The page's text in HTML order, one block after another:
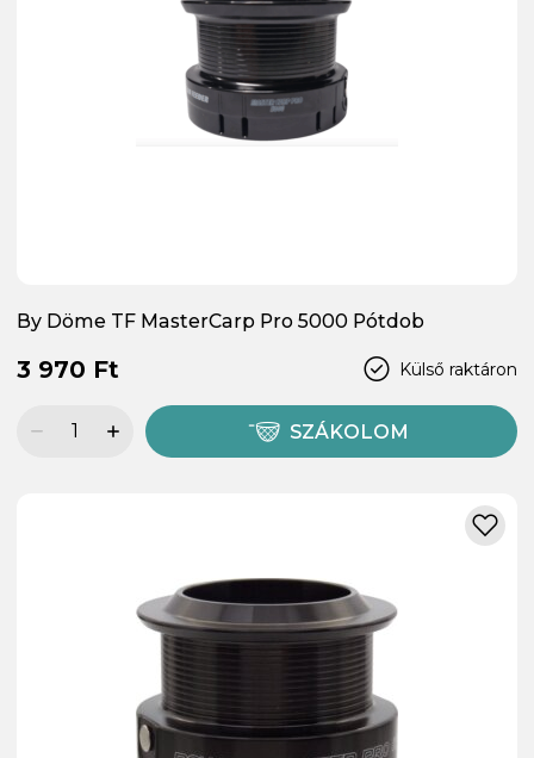
By Döme TF MasterCarp Pro 5000 Pótdob
Külső raktáron
3 970 Ft
SZÁKOLOM